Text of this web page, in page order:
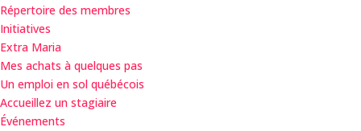
Répertoire des membres
Initiatives
Extra Maria
Mes achats à quelques pas
Un emploi en sol québécois
Accueillez un stagiaire
Événements